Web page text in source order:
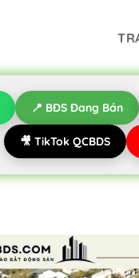
📍 BĐS Đang Bán
🎥 TikTok QCBDS